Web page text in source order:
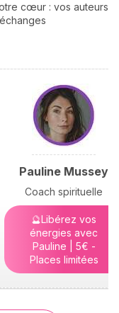
cœur : vos auteurs
Pauline Mussey
Coach spirituelle
🔮Libérez vos
énergies avec
Pauline | 5€ -
Places limitées